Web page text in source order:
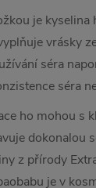
je
vrásky
séra
séra
ho mohou s
dokonalou
z přírody
je v